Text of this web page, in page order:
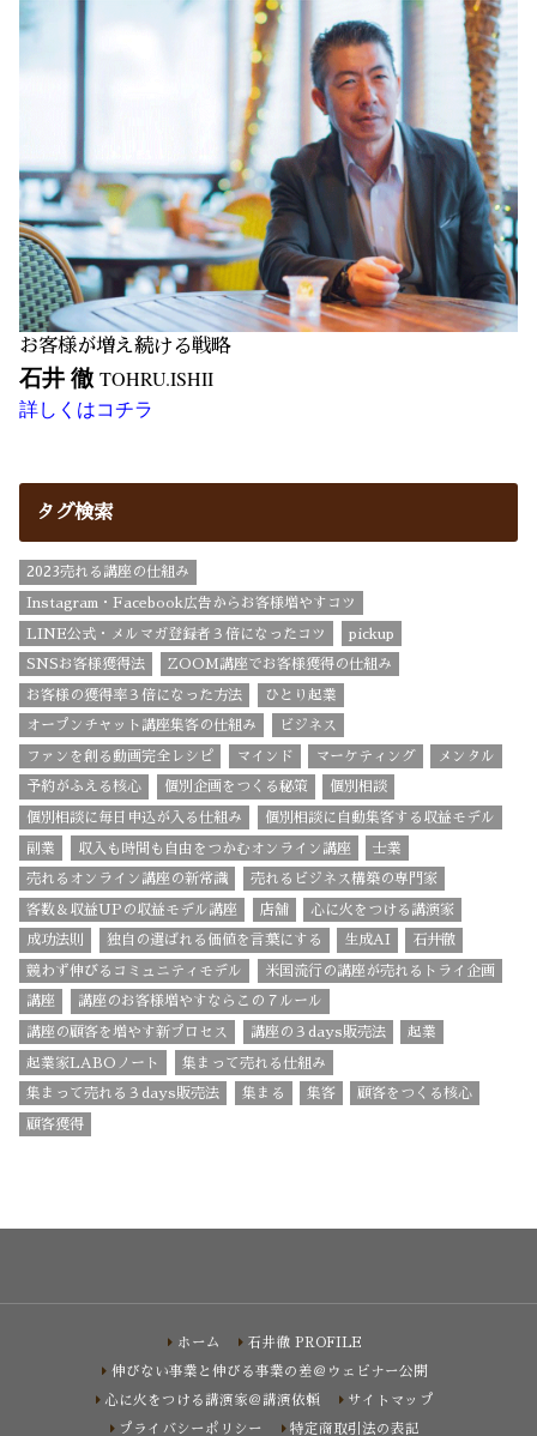
お客様が増え続ける戦略
石井 徹 TOHRU.ISHII
詳しくはコチラ
タグ検索
2023売れる講座の仕組み
Instagram・Facebook広告からお客様増やすコツ
LINE公式・メルマガ登録者３倍になったコツ pickup
SNSお客様獲得法 ZOOM講座でお客様獲得の仕組み
お客様の獲得率３倍になった方法 ひとり起業
オープンチャット講座集客の仕組み ビジネス
ファンを創る動画完全レシピ マインド マーケティング メンタル
予約がふえる核心 個別企画をつくる秘策 個別相談
個別相談に毎日申込が入る仕組み 個別相談に自動集客する収益モデル
副業 収入も時間も自由をつかむオンライン講座 士業
売れるオンライン講座の新常識 売れるビジネス構築の専門家
客数＆収益UPの収益モデル講座 店舗 心に火をつける講演家
成功法則 独自の選ばれる価値を言葉にする 生成AI 石井徹
競わず伸びるコミュニティモデル 米国流行の講座が売れるトライ企画
講座 講座のお客様増やすならこの７ルール
講座の顧客を増やす新プロセス 講座の３days販売法 起業
起業家LABOノート 集まって売れる仕組み
集まって売れる３days販売法 集まる 集客 顧客をつくる核心
顧客獲得
ホーム
石井徹 PROFILE
伸びない事業と伸びる事業の差＠ウェビナー公開
心に火をつける講演家＠講演依頼
サイトマップ
プライバシーポリシー
特定商取引法の表記